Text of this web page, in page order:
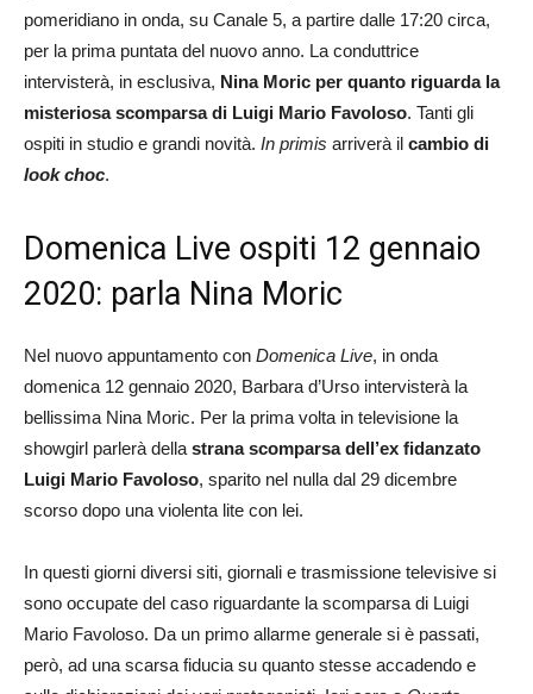
pomeridiano in onda, su Canale 5, a partire dalle 17:20 circa,
per la prima puntata del nuovo anno. La conduttrice
intervisterà, in esclusiva, Nina Moric per quanto riguarda la
misteriosa scomparsa di Luigi Mario Favoloso. Tanti gli
ospiti in studio e grandi novità. In primis arriverà il cambio di
look choc.
Domenica Live ospiti 12 gennaio
2020: parla Nina Moric
Nel nuovo appuntamento con Domenica Live, in onda
domenica 12 gennaio 2020, Barbara d’Urso intervisterà la
bellissima Nina Moric. Per la prima volta in televisione la
showgirl parlerà della strana scomparsa dell’ex fidanzato
Luigi Mario Favoloso, sparito nel nulla dal 29 dicembre
scorso dopo una violenta lite con lei.
In questi giorni diversi siti, giornali e trasmissione televisive si
sono occupate del caso riguardante la scomparsa di Luigi
Mario Favoloso. Da un primo allarme generale si è passati,
però, ad una scarsa fiducia su quanto stesse accadendo e